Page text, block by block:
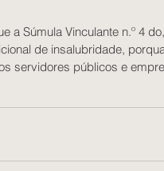
a Súmula Vinculante n.º 4
de insalubridade,
servidores públicos e